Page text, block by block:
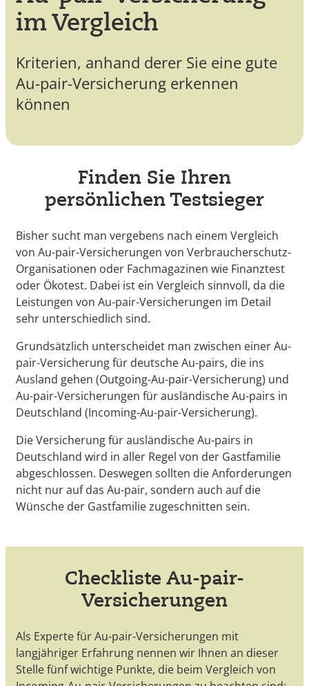
im Vergleich
Kriterien, anhand derer Sie eine gute
Au-pair-Versicherung erkennen
können
Finden Sie Ihren
persönlichen Testsieger
Bisher sucht man vergebens nach einem Vergleich
von Au-pair-Versicherungen von Verbraucherschutz-
Organisationen oder Fachmagazinen wie Finanztest
oder Ökotest. Dabei ist ein Vergleich sinnvoll, da die
Leistungen von Au-pair-Versicherungen im Detail
sehr unterschiedlich sind.
Grundsätzlich unterscheidet man zwischen einer Au-
pair-Versicherung für deutsche Au-pairs, die ins
Ausland gehen (Outgoing-Au-pair-Versicherung) und
Au-pair-Versicherungen für ausländische Au-pairs in
Deutschland (Incoming-Au-pair-Versicherung).
Die Versicherung für ausländische Au-pairs in
Deutschland wird in aller Regel von der Gastfamilie
abgeschlossen. Deswegen sollten die Anforderungen
nicht nur auf das Au-pair, sondern auch auf die
Wünsche der Gastfamilie zugeschnitten sein.
Checkliste Au-pair-
Versicherungen
Als Experte für Au-pair-Versicherungen mit
langjähriger Erfahrung nennen wir Ihnen an dieser
Stelle fünf wichtige Punkte, die beim Vergleich von